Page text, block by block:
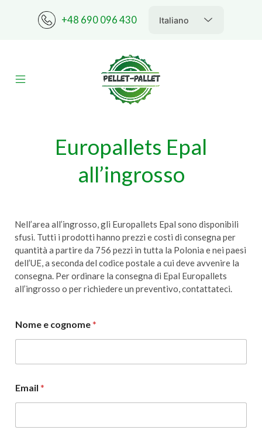
+48 690 096 430
Europallets Epal
all’ingrosso
Nell’area all’ingrosso, gli Europallets Epal sono disponibili
sfusi. Tutti i prodotti hanno prezzi e costi di consegna per
quantità a partire da 756 pezzi in tutta la Polonia e nei paesi
dell’UE, a seconda del codice postale a cui deve avvenire la
consegna. Per ordinare la consegna di Epal Europallets
all’ingrosso o per richiedere un preventivo, contattateci.
Nome e cognome*
Email *